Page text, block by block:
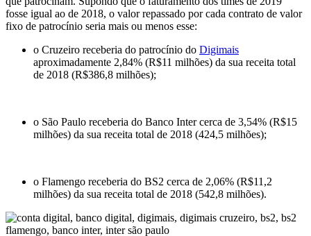
fosse igual ao de 2018, o valor repassado por cada contrato de valor
fixo de patrocínio seria mais ou menos esse:
o Cruzeiro receberia do patrocínio do Digimais
aproximadamente 2,84% (R$11 milhões) da sua receita total
de 2018 (R$386,8 milhões);
o São Paulo receberia do Banco Inter cerca de 3,54% (R$15
milhões) da sua receita total de 2018 (424,5 milhões);
o Flamengo receberia do BS2 cerca de 2,06% (R$11,2
milhões) da sua receita total de 2018 (542,8 milhões).